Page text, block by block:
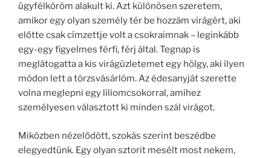
ügyfélköröm alakult ki. Azt különösen szeretem,
amikor egy olyan személy tér be hozzám virágért, aki
előtte csak címzettje volt a csokraimnak – leginkább
egy-egy figyelmes férfi, férj által. Tegnap is
meglátogatta a kis virágüzletemet egy hölgy, aki ilyen
módon lett a törzsvásárlóm. Az édesanyját szerette
volna meglepni egy liliomcsokorral, amihez
személyesen választott ki minden szál virágot.
Miközben nézelődött, szokás szerint beszédbe
elegyedtünk. Egy olyan sztorit mesélt most nekem,